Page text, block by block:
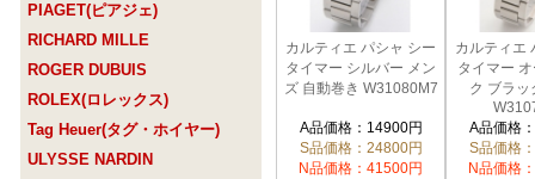
PIAGET(ピアジェ)
RICHARD MILLE
ROGER DUBUIS
ROLEX(ロレックス)
Tag Heuer(タグ・ホイヤー)
ULYSSE NARDIN
カルティエ パシャ シー
タイマー シルバー メン
ズ 自動巻き W31080M7
A品価格：14900円
S品価格：24800円
N品価格：41500円
カルティエ
タイマー
ク ブラッ
A品価格
S品価格
N品価格